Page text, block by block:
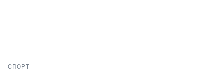
СПОРТ